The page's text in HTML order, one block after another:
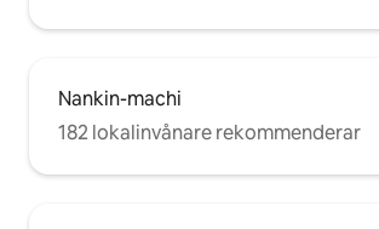
Nankin-machi
182 lokalinvånare rekommenderar